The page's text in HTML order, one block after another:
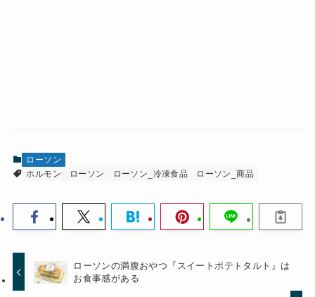
ローソン
ホルモン
ローソン ローソン_冷凍食品 ローソン_商品
ローソンの満腹おやつ『スイートポテトタルト』は
お食事感がある